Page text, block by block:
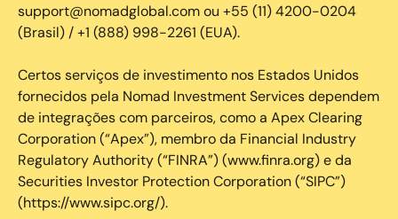
support@nomadglobal.com ou +55 (11) 4200-0204
(Brasil) / +1 (888) 998-2261 (EUA).
Certos serviços de investimento nos Estados Unidos
fornecidos pela Nomad Investment Services dependem
de integrações com parceiros, como a Apex Clearing
Corporation (“Apex”), membro da Financial Industry
Regulatory Authority (“FINRA”) (www.finra.org) e da
Securities Investor Protection Corporation (“SIPC”)
(https://www.sipc.org/).